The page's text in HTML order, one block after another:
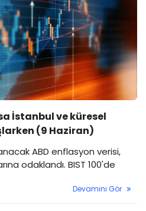
İstanbul ve küresel
(9 Haziran)
ABD enflasyon verisi,
odaklandı. BIST 100'de
Devamını Gör